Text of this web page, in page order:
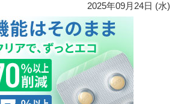
2025年09月24日 (水)